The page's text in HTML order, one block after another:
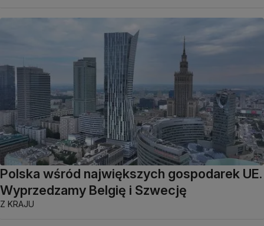
Polska wśród największych gospodarek UE.
Wyprzedzamy Belgię i Szwecję
Z KRAJU